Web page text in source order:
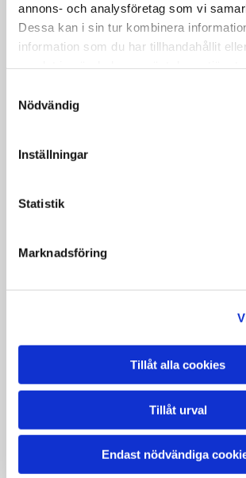
annons- och analysföretag som vi
Dessa kan i sin tur kombinera
information som du har tillhandahållit
Nödvändig
Inställningar
Statistik
Marknadsföring
Tillåt alla cookies
Tillåt urval
Endast nödvändiga
Din adress*
Meddelande
Mail*